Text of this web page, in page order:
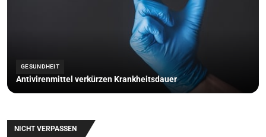
GESUNDHEIT
Antivirenmittel verkürzen Krankheitsdauer
NICHT VERPASSEN